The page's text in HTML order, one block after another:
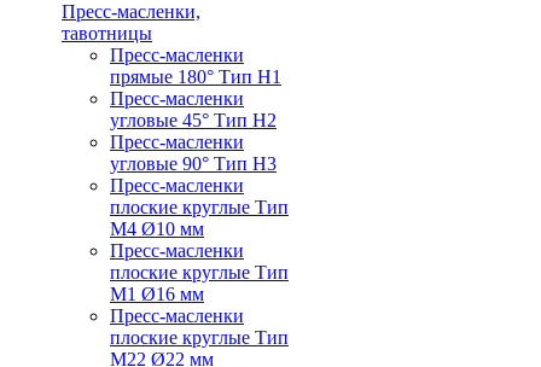
Пресс-масленки,
тавотницы
Пресс-масленки
прямые 180° Тип H1
Пресс-масленки
угловые 45° Тип H2
Пресс-масленки
угловые 90° Тип H3
Пресс-масленки
плоские круглые Тип
M4 Ø10 мм
Пресс-масленки
плоские круглые Тип
M1 Ø16 мм
Пресс-масленки
плоские круглые Тип
M22 Ø22 мм